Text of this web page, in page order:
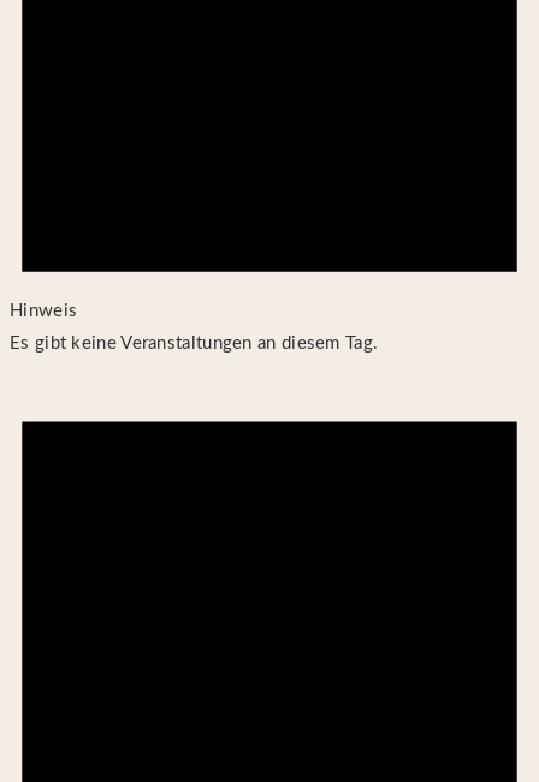
Hinweis
Es gibt keine Veranstaltungen an diesem Tag.